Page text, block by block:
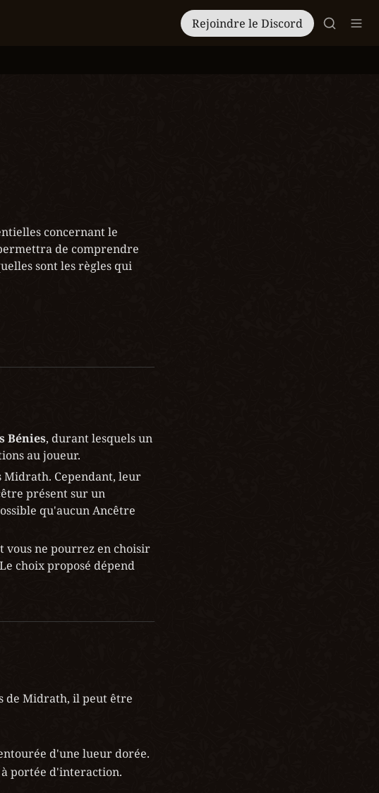
Rejoindre le Discord
concernant le
de comprendre
sont les règles qui
Bénies, durant lesquels un
au joueur.
Midrath. Cependant, leur
présent sur un
qu'aucun Ancêtre
vous ne pourrez en choisir
choix proposé dépend
de Midrath, il peut être
d'une lueur dorée.
portée d'interaction.